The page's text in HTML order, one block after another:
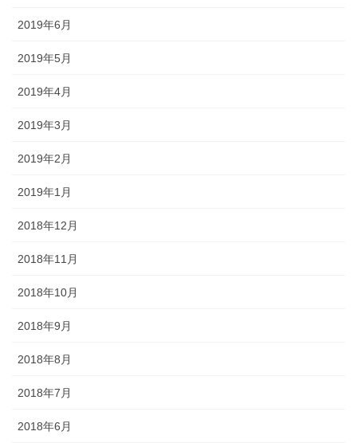
2019年6月
2019年5月
2019年4月
2019年3月
2019年2月
2019年1月
2018年12月
2018年11月
2018年10月
2018年9月
2018年8月
2018年7月
2018年6月